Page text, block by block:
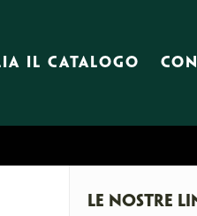
IL CATALOGO
LE NOSTRE